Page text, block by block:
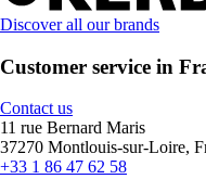
Discover all our brands
Customer service in
Contact us
11 rue Bernard Maris
37270 Montlouis-sur-Loire,
+33 1 86 47 62 58